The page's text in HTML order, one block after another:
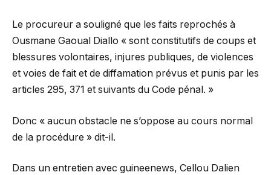
Le procureur a souligné que les faits reprochés à
Ousmane Gaoual Diallo « sont constitutifs de coups et
blessures volontaires, injures publiques, de violences
et voies de fait et de diffamation prévus et punis par les
articles 295, 371 et suivants du Code pénal. »
Donc « aucun obstacle ne s’oppose au cours normal
de la procédure » dit-il.
Dans un entretien avec guineenews, Cellou Dalien